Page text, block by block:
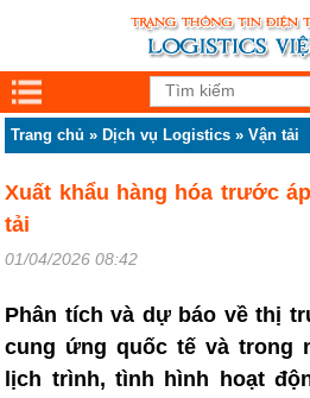
Trang chủ » Dịch vụ Logistics »Vận tải
Xuất khẩu hàng hóa trước
tải
01/04/2026 08:42
Phân tích và dự báo về thị
cung ứng quốc tế và trong
lịch trình, tình hình hoạt